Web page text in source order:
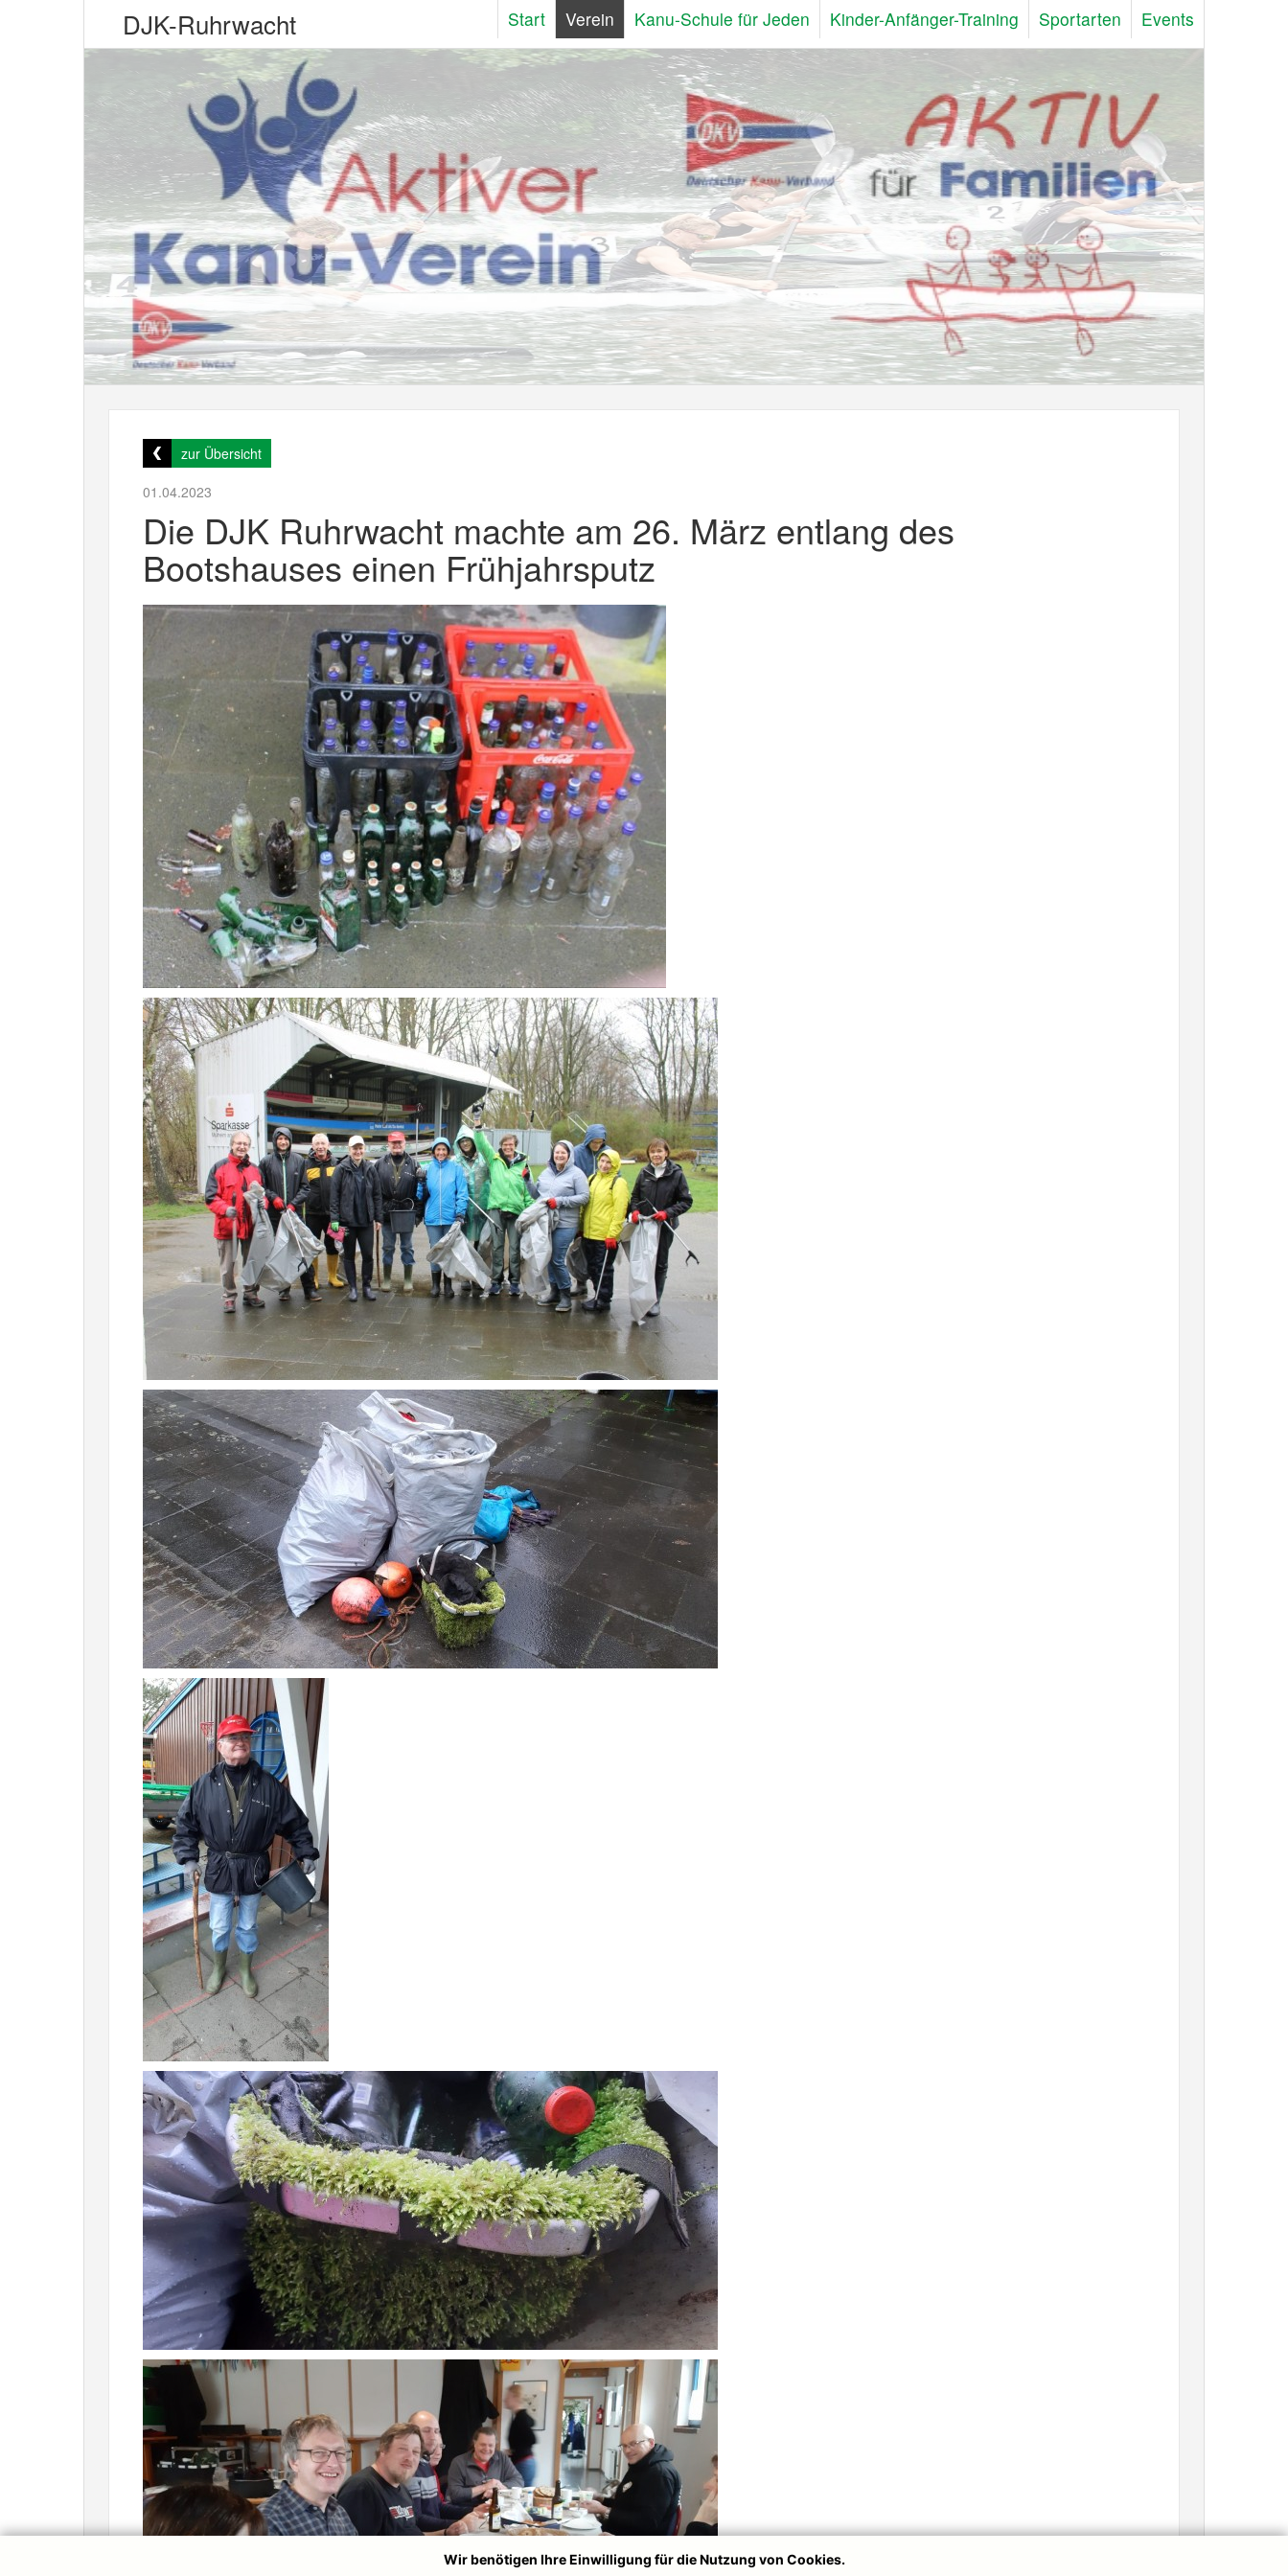
DJK-Ruhrwacht Start Verein Kanu-Schule für Jeden Kinder-Anfänger-Training Sportarten Events
zur Übersicht
01.04.2023
Die DJK Ruhrwacht machte am 26. März entlang des
Bootshauses einen Frühjahrsputz
Wir benötigen Ihre Einwilligung für die Nutzung von Cookies.